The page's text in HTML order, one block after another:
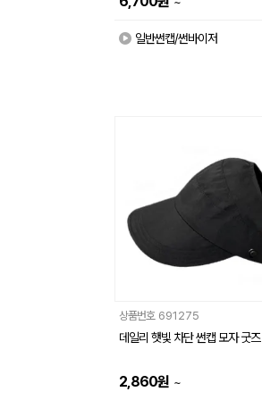
일반썬캡/썬바이저
상품번호 691275
데일리 햇빛 차단 썬캡 모자 굿
2,860원 ~